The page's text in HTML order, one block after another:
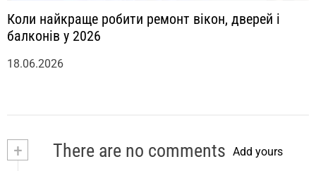
Коли найкраще робити ремонт вікон, дверей і
балконів у 2026
18.06.2026
+ There are no comments Add yours